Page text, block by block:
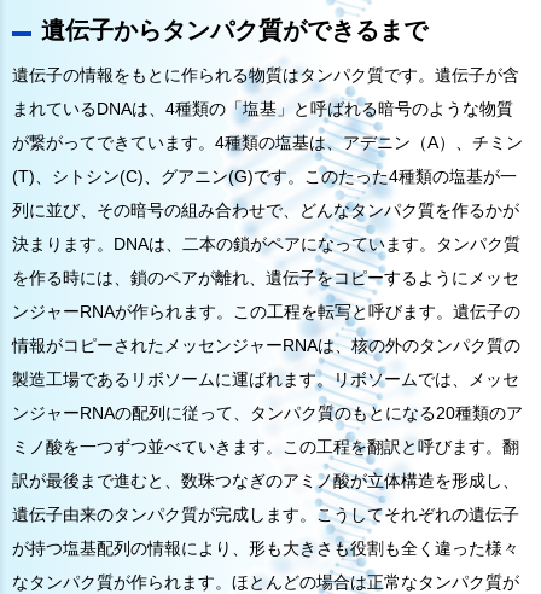
遺伝子からタンパク質ができるまで
遺伝子の情報をもとに作られる物質はタンパク質です。遺伝子が含
まれているDNAは、4種類の「塩基」と呼ばれる暗号のような物質
が繋がってできています。4種類の塩基は、アデニン（A）、チミン
(T)、シトシン(C)、グアニン(G)です。このたった4種類の塩基が一
列に並び、その暗号の組み合わせで、どんなタンパク質を作るかが
決まります。DNAは、二本の鎖がペアになっています。タンパク質
を作る時には、鎖のペアが離れ、遺伝子をコピーするようにメッセ
ンジャーRNAが作られます。この工程を転写と呼びます。遺伝子の
情報がコピーされたメッセンジャーRNAは、核の外のタンパク質の
製造工場であるリボソームに運ばれます。リボソームでは、メッセ
ンジャーRNAの配列に従って、タンパク質のもとになる20種類のア
ミノ酸を一つずつ並べていきます。この工程を翻訳と呼びます。翻
訳が最後まで進むと、数珠つなぎのアミノ酸が立体構造を形成し、
遺伝子由来のタンパク質が完成します。こうしてそれぞれの遺伝子
が持つ塩基配列の情報により、形も大きさも役割も全く違った様々
なタンパク質が作られます。ほとんどの場合は正常なタンパク質が